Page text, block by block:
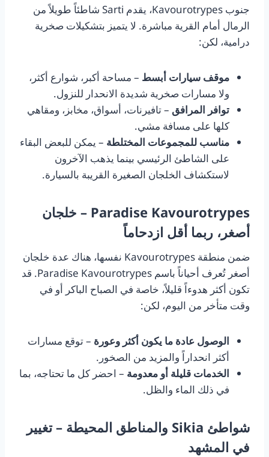
جنوب Kavourotrypes، يقدم Sarti شاطئاً طويلاً من
الرمال أمام القرية مباشرة. لا يتميز بتشكيلات صخرية
درامية، لكن:
موقف سيارات أبسط – مساحة أكبر، شوارع أكثر،
ولا مسارات صخرية شديدة الانحدار للنزول.
توافر المرافق – تافيرنات، أسواق، مخابز، ومقاهي
كلها على مسافة مشي.
مناسب للمجموعات المختلطة – يمكن للبعض البقاء
على الشاطئ الرئيسي بينما يذهب الآخرون
لاستكشاف الخلجان الصغيرة القريبة بالسيارة.
Paradise Kavourotrypes – خلجان
أصغر، ربما أقل ازدحاماً
ضمن منطقة Kavourotrypes نفسها، هناك عدة خلجان
أصغر تُعرف أحياناً باسم Paradise Kavourotrypes. قد
تكون أكثر هدوءاً قليلاً، خاصة في الصباح الباكر أو في
وقت متأخر من اليوم، لكن:
الوصول عادة ما يكون أكثر وعورة – توقع مسارات
أكثر انحداراً والمزيد من الصخور.
الخدمات قليلة أو معدومة – احضر كل ما تحتاجه، بما
في ذلك الماء والظل.
شواطئ Sikia والمناطق المحيطة – تغيير
في المشهد